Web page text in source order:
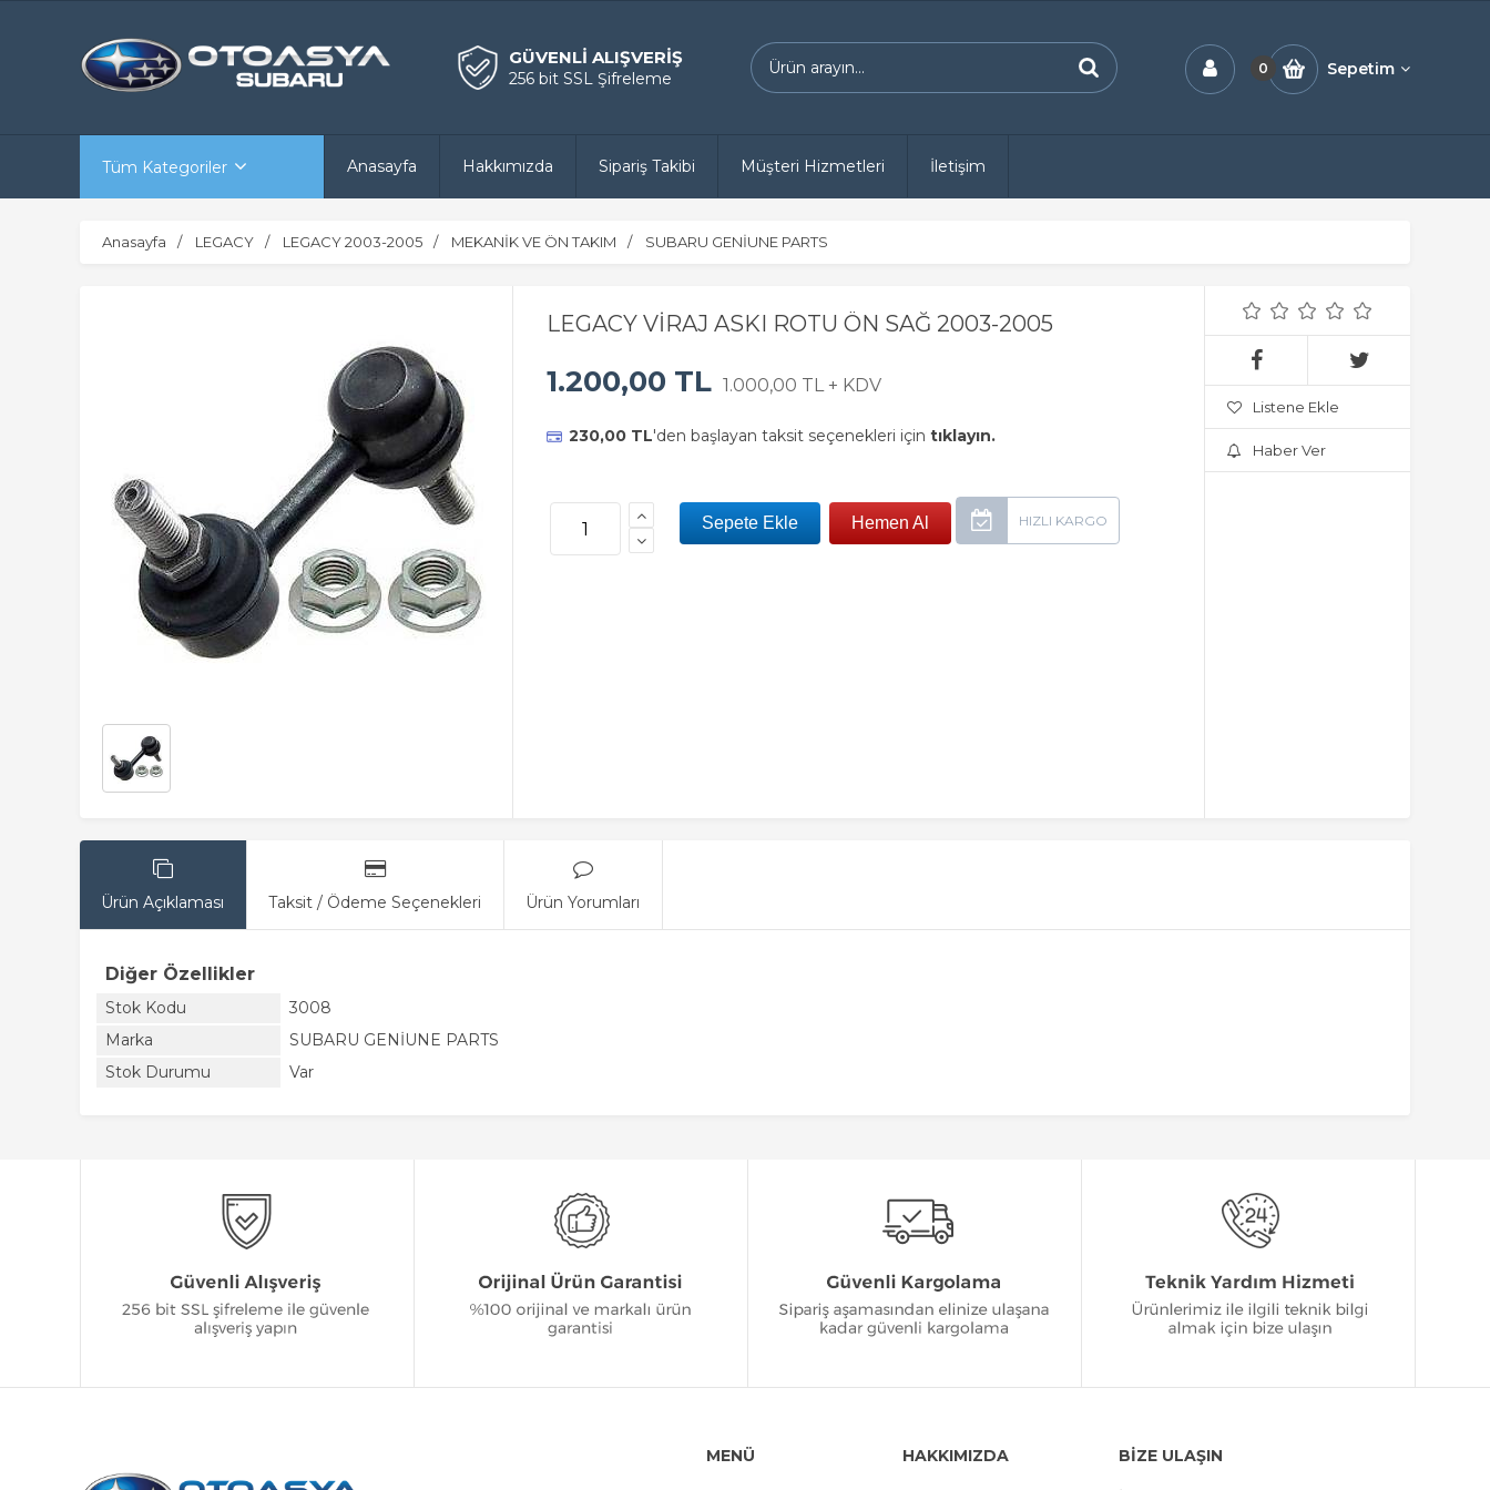
GÜVENLİ ALIŞVERİŞ
256 bit SSL Şifreleme
0 Sepetim
Tüm Kategoriler Anasayfa Hakkımızda Sipariş Takibi Müşteri Hizmetleri İletişim
Anasayfa LEGACY LEGACY 2003-2005 MEKANİK VE ÖN TAKIM SUBARU GENİUNE PARTS
LEGACY VİRAJ ASKI ROTU ÖN SAĞ 2003-2005
1.200,00 TL 1.000,00 TL + KDV
230,00 TL'den başlayan taksit seçenekleri için tıklayın.
Listene Ekle
Haber Ver
Ürün Açıklaması Taksit / Ödeme Seçenekleri Ürün Yorumları
Diğer Özellikler
Stok Kodu
3008
Marka
SUBARU GENİUNE PARTS
Stok Durumu
Var
MENÜ HAKKIMIZDA BİZE ULAŞIN